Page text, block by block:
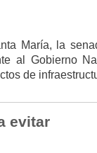
María, la
al Gobierno
de
evitar